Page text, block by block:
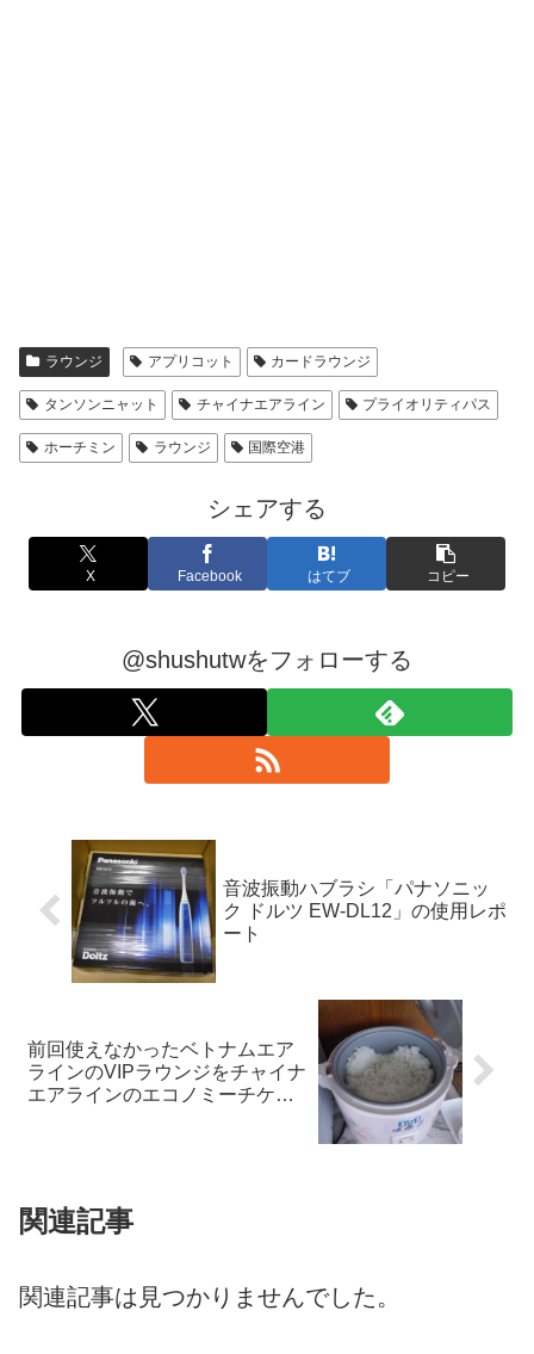
ラウンジ アプリコット カードラウンジ
タンソンニャット チャイナエアライン プライオリティパス
ホーチミン ラウンジ 国際空港
シェアする
X Facebook はてブ コピー
@shushutwをフォローする
音波振動ハブラシ「パナソニッ
ク ドルツ EW-DL12」の使用レポ
ート
前回使えなかったベトナムエア
ラインのVIPラウンジをチャイナ
エアラインのエコノミーチケッ
関連記事
関連記事は見つかりませんでした。